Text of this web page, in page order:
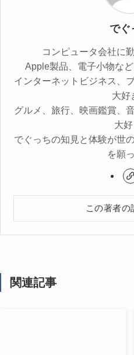
でぐ
コンピュータ会社に
Apple製品、電子小物な
インターネットビジネス、
大好
グルメ、旅行、映画鑑賞、
大
でぐっちの知見と体験が世
を願
この著者の
関連記事